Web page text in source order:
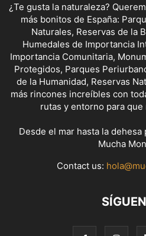
¿Te gusta la naturaleza?
más bonitos de España:
Naturales, Reservas de la
Humedales de Importancia
Importancia Comunitaria,
Protegidos, Parques
de la Humanidad, Reservas
más rincones increíbles con
rutas y entorno para que
Desde el mar hasta la dehesa
Mucha
Contact us: